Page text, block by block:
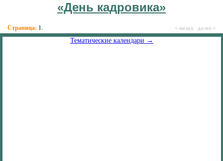
«День кадровика»
Страница: 1. « назад далее »
Тематические календари →